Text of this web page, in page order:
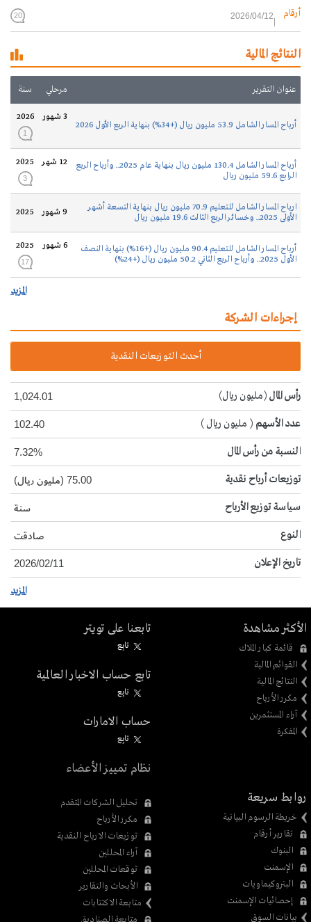
أرقام 2026/04/12
20
النتائج المالية
عنوان التقرير مرحلي سنة
أرباح المسار الشامل 53.9 مليون ريال (+34%) بنهاية الربع الأول 2026
3 شهور 2026
1
أرباح المسار الشامل 130.4 مليون ريال بنهاية عام 2025.. وأرباح الربع
الرابع 59.6 مليون ريال
12 شهر 2025
3
ارباح المسار الشامل للتعليم 70.9 مليون ريال بنهاية التسعة أشهر
الأولى 2025.. وخسائر الربع الثالث 19.6 مليون ريال
9 شهور 2025
أرباح المسار الشامل للتعليم 90.4 مليون ريال (+16%) بنهاية النصف
الأول 2025.. وأرباح الربع الثاني 50.2 مليون ريال (+24%)
6 شهور 2025
17
المزيد
إجراءات الشركة
أحدث التوزيعات النقدية
رأس المال (مليون ريال) 1,024.01
عدد الأسهم ( مليون ريال ) 102.40
النسبة من رأس المال 7.32%
توزيعات أرباح نقدية 75.00 (مليون ريال)
سياسة توزيع الأرباح سنة
النوع صادقت
تاريخ الإعلان 2026/02/11
المزيد
الأكثر مشاهدة
قائمة كبار الملاك
القوائم المالية
النتائج المالية
مكرر الأرباح
آراء المستثمرين
المفكرة
تابعنا على تويتر
تابِع
تابع حساب الاخبار العالمية
تابِع
حساب الامارات
تابِع
نظام تمييز الأعضاء
روابط سريعة
خريطة الرسوم البيانية
تقارير أرقام
البنوك
الإسمنت
البتروكيماويات
إحصائيات الإسمنت
بيانات السوق
تحليل الشركات المتقدم
مكرر الأرباح
توزيعات الارباح النقدية
آراء المحللين
توقعات المحللين
الأبحاث والتقارير
متابعة الاكتتابات